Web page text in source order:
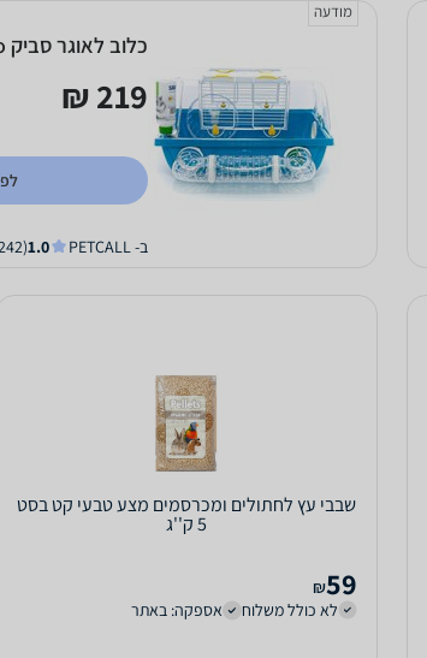
מודעה
כלוב לאוגר סביק Spelos Metro
219 ₪
ב- PETCALL 1.0
(242)
שבבי עץ לחתולים ומכרסמים מצע טבעי קט בסט
5 ק''ג
59
₪
לא כולל משלוח
אספקה: באתר